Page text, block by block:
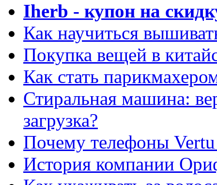
Iherb - купон на
Как научиться
Покупка вещей в
Как стать
Стиральная машина:
загрузка?
Почему телефоны Vertu
История компании